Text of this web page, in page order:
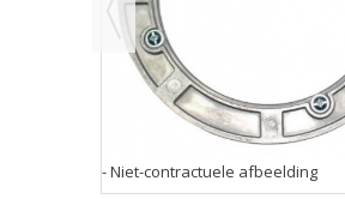
- Niet-contractuele afbeelding